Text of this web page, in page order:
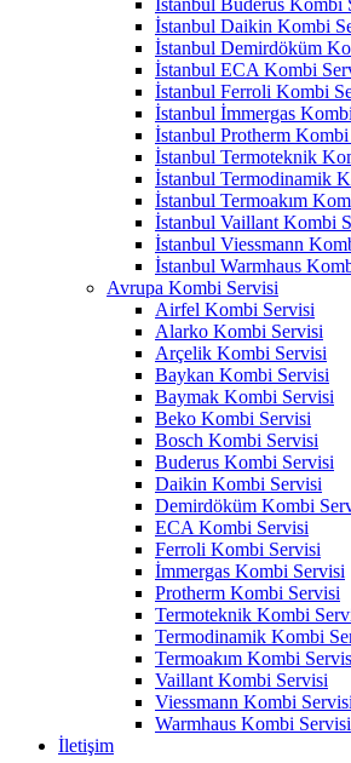
İstanbul Daikin Kombi
İstanbul Demirdöküm
İstanbul ECA Kombi
İstanbul Ferroli Kombi
İstanbul İmmergas
İstanbul Protherm
İstanbul Termoteknik
İstanbul Termodinamik
İstanbul Termoakım
İstanbul Vaillant Kombi
İstanbul Viessmann
İstanbul Warmhaus
Avrupa Kombi Servisi
Airfel Kombi Servisi
Alarko Kombi Servisi
Arçelik Kombi Servisi
Baykan Kombi Servisi
Baymak Kombi Servisi
Beko Kombi Servisi
Bosch Kombi Servisi
Buderus Kombi Servisi
Daikin Kombi Servisi
Demirdöküm Kombi
ECA Kombi Servisi
Ferroli Kombi Servisi
İmmergas Kombi Servisi
Protherm Kombi Servisi
Termoteknik Kombi
Termodinamik Kombi
Termoakım Kombi
Vaillant Kombi Servisi
Viessmann Kombi Servisi
Warmhaus Kombi Servisi
İletişim